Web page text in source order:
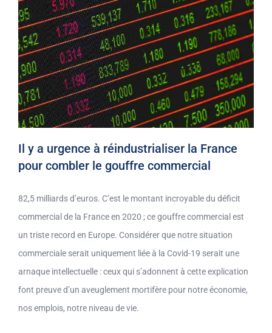
Il y a urgence à réindustrialiser la France
pour combler le gouffre commercial
82,5 milliards d’euros. C’est le montant incroyable du déficit
commercial de la France en 2020 ; ce gouffre commercial est
un triste record en Europe. Considérer que notre situation
commerciale serait uniquement liée à la Covid-19 serait une
arnaque intellectuelle : ceux qui s’adonnent à cette explication
font preuve d’un aveuglement mortifère pour notre économie,
nos emplois, notre niveau de vie.